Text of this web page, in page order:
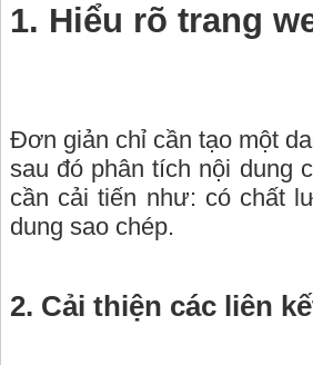
1. Hiểu rõ trang
Đơn giản chỉ cần tạo một
sau đó phân tích nội dung
cần cải tiến như: có chất
dung sao chép.
2. Cải thiện các liên